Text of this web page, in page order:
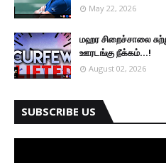
May 22, 2026
மஹர சிறைச்சாலை
ஊரடங்கு நீக்கம்...!
August 02, 2026
SUBSCRIBE US